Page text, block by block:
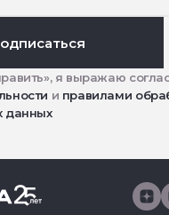
я выражаю
и правилами
данных